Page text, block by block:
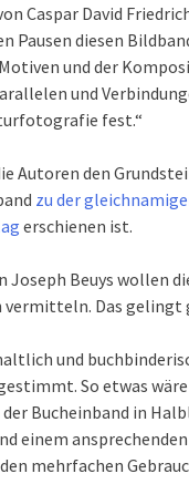
Caspar David
Pausen diesen
und der
und
fest.“
Autoren den
zu der
erschienen ist.
Joseph Beuys wollen
Das gelingt
und
So etwas
Bucheinband in
einem
mehrfachen